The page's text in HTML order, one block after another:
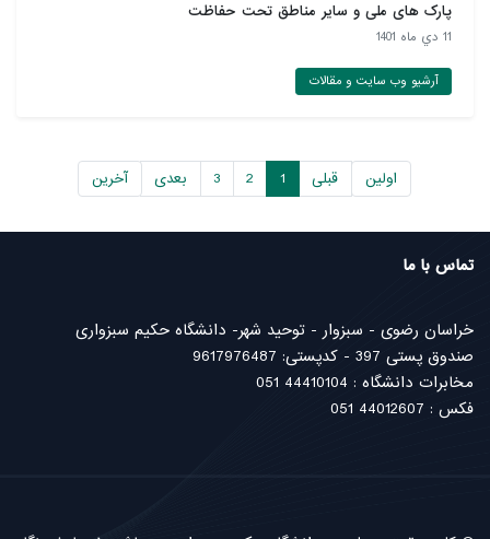
پارک های ملی و سایر مناطق تحت حفاظت
11 دي ماه 1401
آرشیو وب سایت و مقالات
اولین قبلی 1
2
3 بعدی آخرین
تماس با ما
خراسان رضوی - سبزوار - توحید شهر- دانشگاه حکیم سبزواری
صندوق پستی 397 - کدپستی: 9617976487
مخابرات دانشگاه : 44410104 051
فکس : 44012607 051